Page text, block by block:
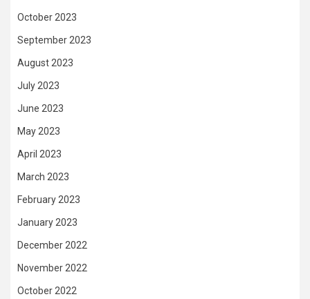
October 2023
September 2023
August 2023
July 2023
June 2023
May 2023
April 2023
March 2023
February 2023
January 2023
December 2022
November 2022
October 2022